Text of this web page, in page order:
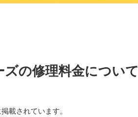
の修理料金について
載されています。